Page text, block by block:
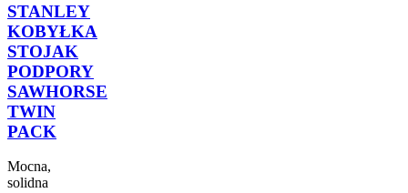
STANLEY
KOBYŁKA
STOJAK
PODPORY
SAWHORSE
TWIN
PACK
Mocna,
solidna